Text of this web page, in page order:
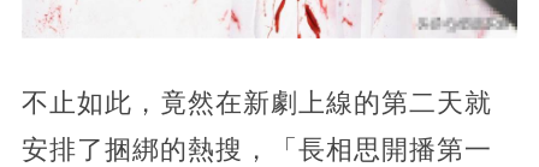
不止如此，竟然在新劇上線的第二天就
安排了捆綁的熱搜，「長相思開播第一